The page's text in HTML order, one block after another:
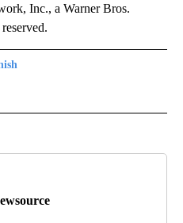
Inc., a Warner Bros.
TO RECEIVE NOTIFICATIONS ABOUT